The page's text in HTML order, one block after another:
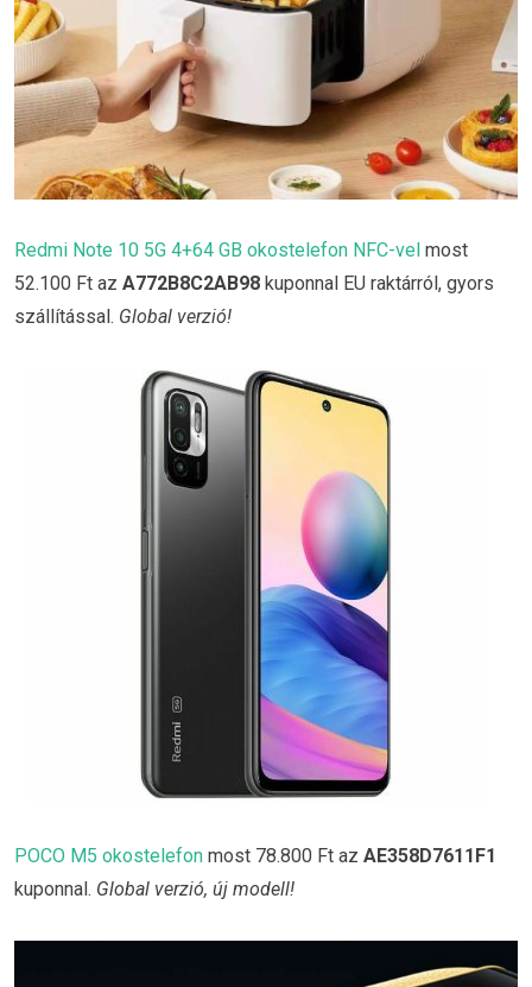
Redmi Note 10 5G 4+64 GB okostelefon NFC-vel most
52.100 Ft az A772B8C2AB98 kuponnal EU raktárról, gyors
szállítással. Global verzió!
POCO M5 okostelefon most 78.800 Ft az AE358D7611F1
kuponnal. Global verzió, új modell!